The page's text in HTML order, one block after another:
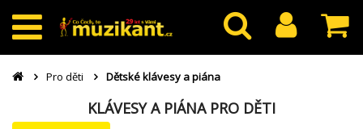
Pro děti Dětské klávesy a piána
KLÁVESY A PIÁNA PRO DĚTI